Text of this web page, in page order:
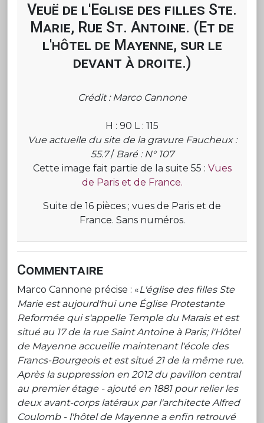
Veuë de l'Eglise des filles Ste.
Marie, Rue St. Antoine. (Et de
l'hôtel de Mayenne, sur le
devant à droite.)
Crédit : Marco Cannone
H : 90 L : 115
Vue actuelle du site de la gravure Faucheux :
55.7/ Baré : N° 107
Cette image fait partie de la suite 55 : Vues
de Paris et de France.
Suite de 16 pièces ; vues de Paris et de
France. Sans numéros.
Commentaire
Marco Cannone précise : «L'église des filles Ste
Marie est aujourd'hui une Église Protestante
Reformée qui s'appelle Temple du Marais et est
situé au 17 de la rue Saint Antoine à Paris; l'Hôtel
de Mayenne accueille maintenant l'école des
Francs-Bourgeois et est situé 21 de la même rue.
Après la suppression en 2012 du pavillon central
au premier étage - ajouté en 1881 pour relier les
deux avant-corps latéraux par l'architecte Alfred
Coulomb - l'hôtel de Mayenne a enfin retrouvé